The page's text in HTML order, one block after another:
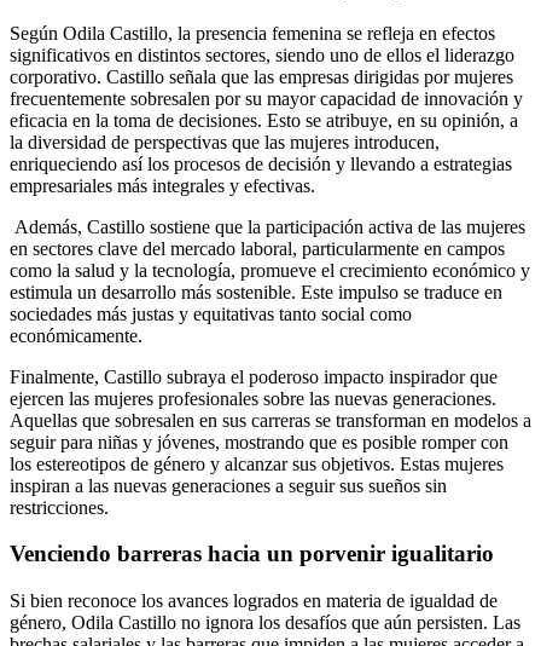
Según Odila Castillo, la presencia femenina se refleja en efectos
significativos en distintos sectores, siendo uno de ellos el liderazgo
corporativo. Castillo señala que las empresas dirigidas por mujeres
frecuentemente sobresalen por su mayor capacidad de innovación y
eficacia en la toma de decisiones. Esto se atribuye, en su opinión, a
la diversidad de perspectivas que las mujeres introducen,
enriqueciendo así los procesos de decisión y llevando a estrategias
empresariales más integrales y efectivas.
Además, Castillo sostiene que la participación activa de las mujeres
en sectores clave del mercado laboral, particularmente en campos
como la salud y la tecnología, promueve el crecimiento económico y
estimula un desarrollo más sostenible. Este impulso se traduce en
sociedades más justas y equitativas tanto social como
económicamente.
Finalmente, Castillo subraya el poderoso impacto inspirador que
ejercen las mujeres profesionales sobre las nuevas generaciones.
Aquellas que sobresalen en sus carreras se transforman en modelos a
seguir para niñas y jóvenes, mostrando que es posible romper con
los estereotipos de género y alcanzar sus objetivos. Estas mujeres
inspiran a las nuevas generaciones a seguir sus sueños sin
restricciones.
Venciendo barreras hacia un porvenir igualitario
Si bien reconoce los avances logrados en materia de igualdad de
género, Odila Castillo no ignora los desafíos que aún persisten. Las